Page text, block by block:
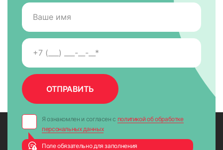
Я ознакомлен и согласен с политикой об обработке
персональных данных
Поле обязательно для заполнения